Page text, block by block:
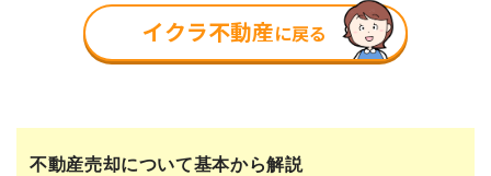
不動産売却について基本から解説